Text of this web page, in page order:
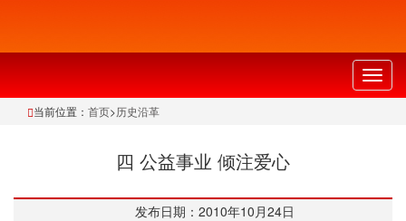
切
换
当前位置： 首页>历史沿革
四 公益事业 倾注爱心
发布日期：2010年10月24日